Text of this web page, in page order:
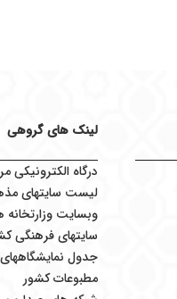
لینک های گروهی
درگاه الکترونیکی
لیست سایتهای
وبسایت وزارتخانه
سایتهای فرهنگی
جدول
مطبوعات کشور